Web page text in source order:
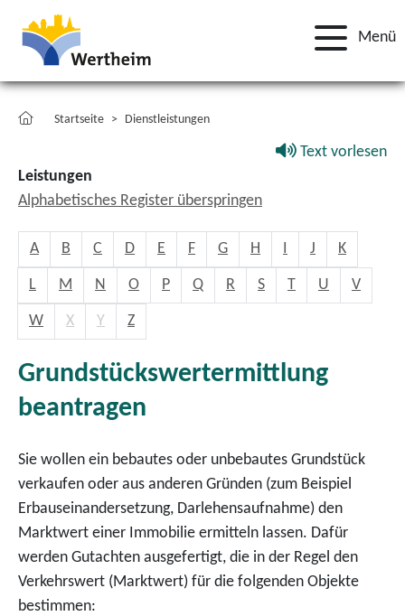
Menü
Startseite Dienstleistungen
Text vorlesen
Leistungen
Alphabetisches Register überspringen
A B C D E F G H I J K
L M N O P Q R S T U V
W X Y Z
Grundstückswertermittlung
beantragen
Sie wollen ein bebautes oder unbebautes Grundstück
verkaufen oder aus anderen Gründen (zum Beispiel
Erbauseinandersetzung, Darlehensaufnahme) den
Marktwert einer Immobilie ermitteln lassen. Dafür
werden Gutachten ausgefertigt, die in der Regel den
Verkehrswert (Marktwert) für die folgenden Objekte
bestimmen: